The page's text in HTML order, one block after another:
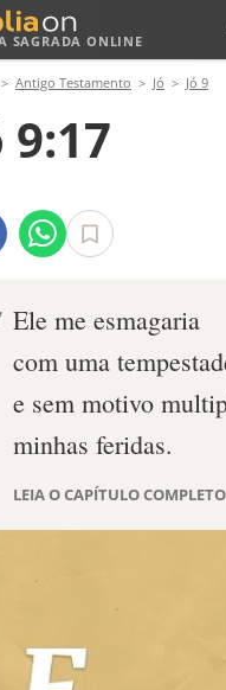
SAGRADA ONLINE
Antigo Testamento Jó Jó 9
9:17
Ele me esmagaria
com uma
e sem motivo
minhas feridas.
LEIA O CAPÍTULO